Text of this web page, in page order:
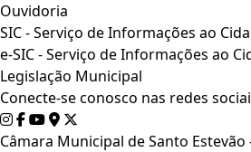
Ouvidoria
SIC - Serviço de Informações ao
e-SIC - Serviço de Informações ao
Legislação Municipal
Conecte-se conosco nas redes
Câmara Municipal de Santo Estevão